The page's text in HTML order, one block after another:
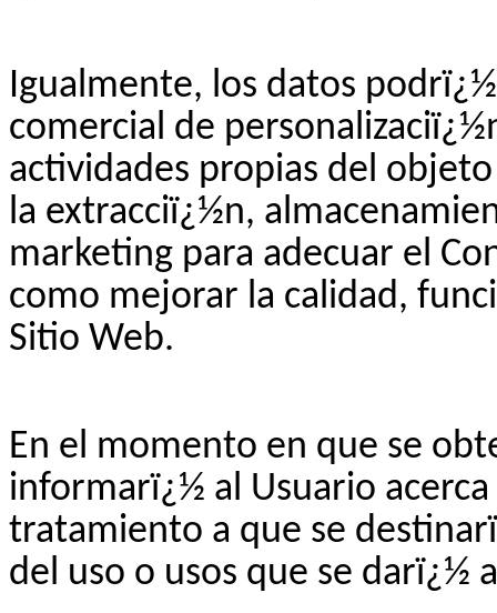
Igualmente, los datos
comercial de
actividades propias del
la extracciï¿½n,
marketing para adecuar el
como mejorar la calidad,
Sitio Web.
En el momento en que se
informarï¿½ al Usuario
tratamiento a que se
del uso o usos que se darï¿½